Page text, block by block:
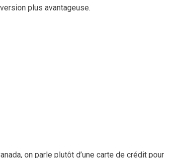
plus avantageuse.
on parle plutôt d’une carte de crédit pour